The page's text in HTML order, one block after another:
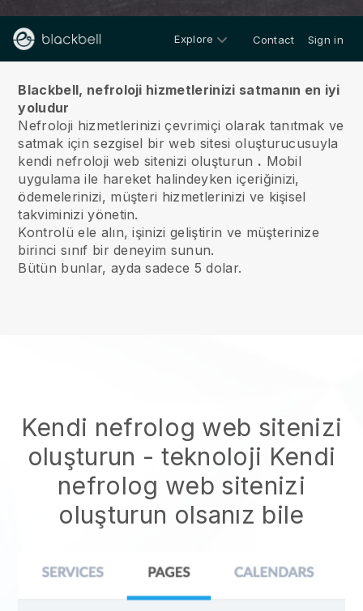
Explore Contact Sign in
Blackbell, nefroloji hizmetlerinizi satmanın en iyi
yoludur
Nefroloji hizmetlerinizi çevrimiçi olarak tanıtmak ve
satmak için sezgisel bir web sitesi oluşturucusuyla
kendi nefroloji web sitenizi oluşturun . Mobil
uygulama ile hareket halindeyken içeriğinizi,
ödemelerinizi, müşteri hizmetlerinizi ve kişisel
takviminizi yönetin.
Kontrolü ele alın, işinizi geliştirin ve müşterinize
birinci sınıf bir deneyim sunun.
Bütün bunlar, ayda sadece 5 dolar.
Kendi nefrolog web sitenizi
oluşturun - teknoloji Kendi
nefrolog web sitenizi
oluşturun olsanız bile